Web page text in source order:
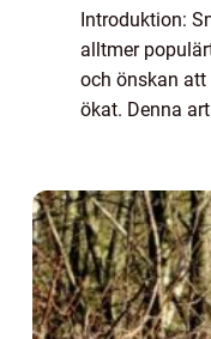
Introduktion:
alltmer
och önskan
ökat. Denna
snabb b...